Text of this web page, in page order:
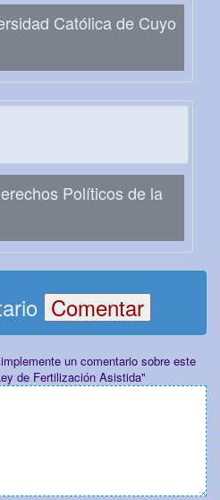
Católica de Cuyo
Políticos de la
un comentario sobre este
de Fertilización Asistida"